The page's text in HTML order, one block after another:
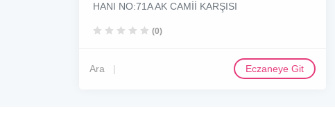
HANI NO:71A AK CAMİİ KARŞISI
(0)
Ara Eczaneye Git